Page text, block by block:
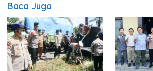
Baca Juga